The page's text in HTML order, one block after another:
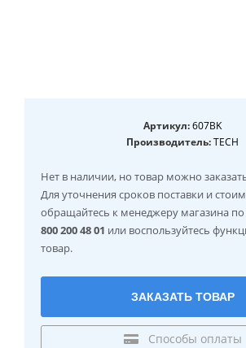
Артикул:607BK
Производитель:TECH
Нет в наличии, но товар можно
Для уточнения сроков поставки и
обращайтесь к менеджеру магазина по
800 200 48 01 или воспользуйтесь
товар.
ЗАКАЗАТЬ ТОВАР
Способы оплаты